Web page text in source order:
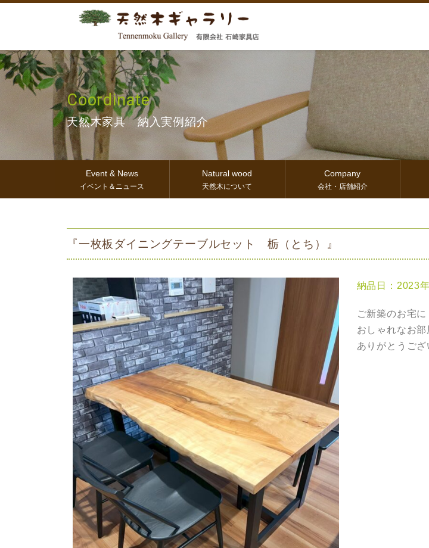
Coordinate
天然木家具 納入実例紹介
Event & News
イベント＆ニュース
Natural wood
天然木について
Company
会社・店舗紹介
『一枚板ダイニングテーブルセット 栃（とち）』
納品日：2023
ご新築のお宅
おしゃれなお
ありがとうご